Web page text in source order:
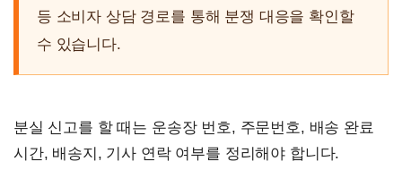
등 소비자 상담 경로를 통해 분쟁 대응을 확인할
수 있습니다.
분실 신고를 할 때는 운송장 번호, 주문번호, 배송 완료
시간, 배송지, 기사 연락 여부를 정리해야 합니다.